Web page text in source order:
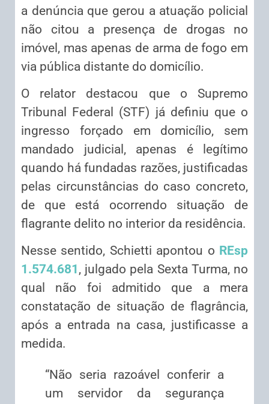
a denúncia que gerou a atuação policial
não citou a presença de drogas no
imóvel, mas apenas de arma de fogo em
via pública distante do domicílio.
O relator destacou que o Supremo
Tribunal Federal (STF) já definiu que o
ingresso forçado em domicílio, sem
mandado judicial, apenas é legítimo
quando há fundadas razões, justificadas
pelas circunstâncias do caso concreto,
de que está ocorrendo situação de
flagrante delito no interior da residência.
Nesse sentido, Schietti apontou o REsp
1.574.681, julgado pela Sexta Turma, no
qual não foi admitido que a mera
constatação de situação de flagrância,
após a entrada na casa, justificasse a
medida.
“Não seria razoável conferir a
um servidor da segurança